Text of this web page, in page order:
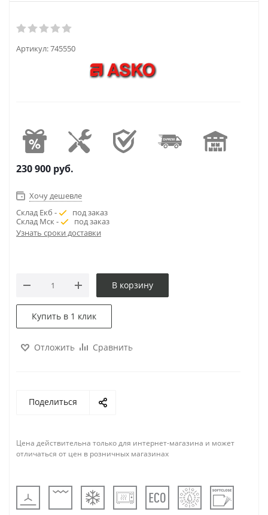
Артикул:745550
230 900 руб.
Хочу дешевле
Склад Екб -
под заказ
Склад Мск -
под заказ
Узнать сроки доставки
В корзину
Купить в 1 клик
Отложить Сравнить
Поделиться
Цена действительна только для интернет-магазина и может
отличаться от цен в розничных магазинах